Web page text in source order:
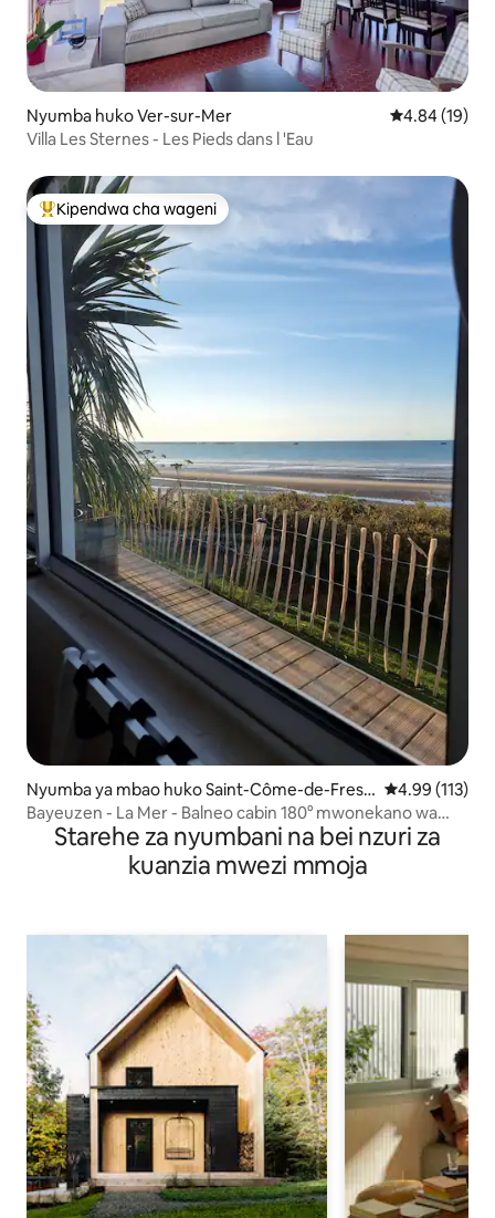
Nyumba huko Ver-sur-Mer Ukadiriaji wa
4.84 (19)
Villa Les Sternes - Les Pieds dans l 'Eau
Kipendwa maarufu cha wageni
Kipendwa cha wageni
Nyumba ya mbao huko Saint-Côme-de-Fresn
é
Ukadiriaji wa
4.99 (113)
Bayeuzen - La Mer - Balneo cabin 180° mwonekano wa
bahariStarehe za nyumbani na bei nzuri za
kuanzia mwezi mmoja